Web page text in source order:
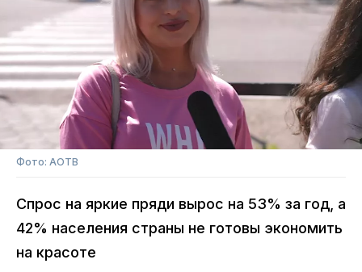
Фото: АОТВ
Спрос на яркие пряди вырос на 53% за год, а
42% населения страны не готовы экономить
на красоте